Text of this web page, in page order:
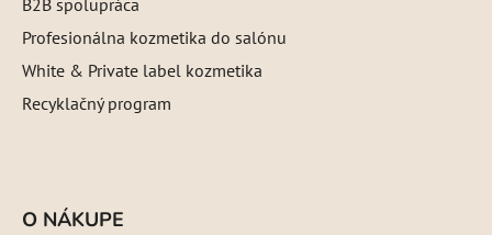
B2B spolupráca
Profesionálna kozmetika do salónu
White & Private label kozmetika
Recyklačný program
O NÁKUPE